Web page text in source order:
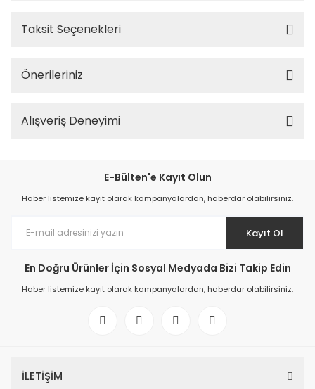
Taksit Seçenekleri
Önerileriniz
Alışveriş Deneyimi
E-Bülten'e Kayıt Olun
Haber listemize kayıt olarak kampanyalardan, haberdar olabilirsiniz.
Kayıt Ol
En Doğru Ürünler İçin Sosyal Medyada Bizi Takip Edin
Haber listemize kayıt olarak kampanyalardan, haberdar olabilirsiniz.
İLETİŞİM